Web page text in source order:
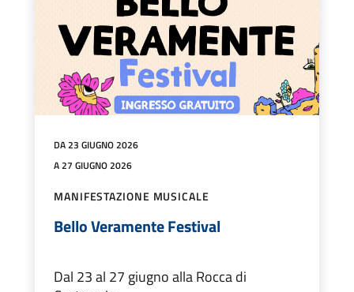
DA 23 GIUGNO 2026
A 27 GIUGNO 2026
MANIFESTAZIONE MUSICALE
Bello Veramente Festival
Dal 23 al 27 giugno alla Rocca di